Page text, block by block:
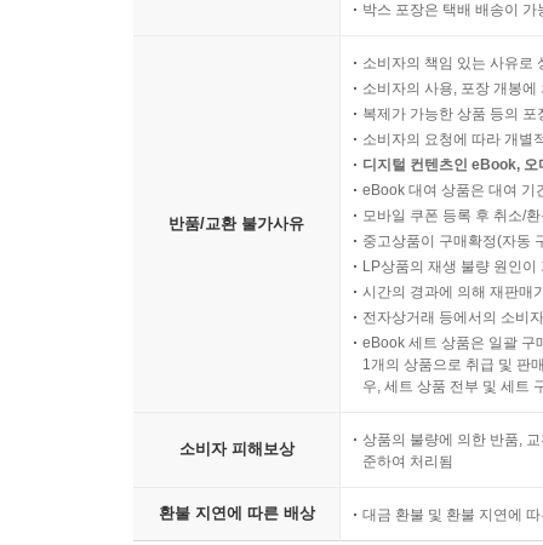
박스 포장은 택배 배송이
반품/교환 불가사유
소비자의 책임 있는 사유로
소비자의 사용, 포장 개봉
복제가 가능한 상품 등의
소비자의 요청에 따라 개별
디지털 컨텐츠인 eBook,
eBook 대여 상품은 대여 기
모바일 쿠폰 등록 후 취소/
중고상품이 구매확정(자동
LP상품의 재생 불량 원인
시간의 경과에 의해 재판매
전자상거래 등에서의 소비
eBook 세트 상품은 일괄 구
1개의 상품으로 취급 및 판
우, 세트 상품 전부 및 세트
소비자 피해보상
상품의 불량에 의한 반품,
준하여 처리됨
환불 지연에 따른 배상 대금 환불 및 환불 지연에